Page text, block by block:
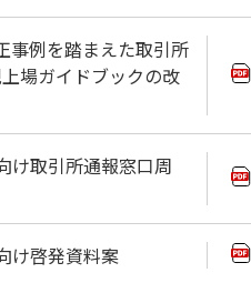
例を踏まえた取引所
場ガイドブックの改
け取引所通報窓口周
け啓発資料案